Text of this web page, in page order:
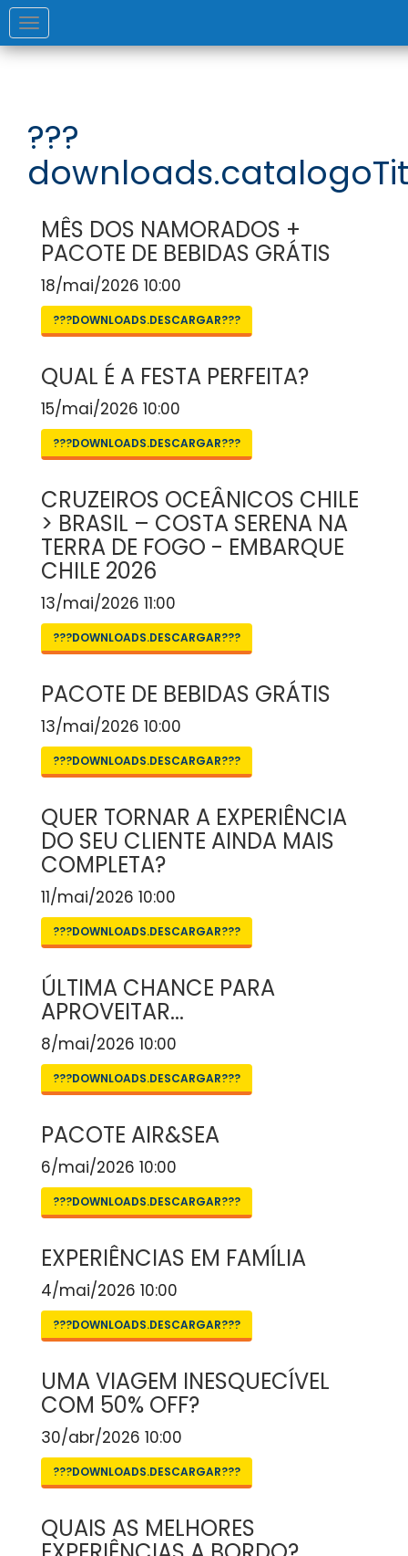
Toggle
navigation
???
MÊS DOS NAMORADOS +
PACOTE DE BEBIDAS GRÁTIS
18/mai/2026 10:00
???DOWNLOADS.DESCARGAR???
QUAL É A FESTA PERFEITA?
15/mai/2026 10:00
???DOWNLOADS.DESCARGAR???
CRUZEIROS OCEÂNICOS CHILE
> BRASIL – COSTA SERENA NA
TERRA DE FOGO - EMBARQUE
CHILE 2026
13/mai/2026 11:00
???DOWNLOADS.DESCARGAR???
PACOTE DE BEBIDAS GRÁTIS
13/mai/2026 10:00
???DOWNLOADS.DESCARGAR???
QUER TORNAR A EXPERIÊNCIA
DO SEU CLIENTE AINDA MAIS
COMPLETA?
11/mai/2026 10:00
???DOWNLOADS.DESCARGAR???
ÚLTIMA CHANCE PARA
APROVEITAR...
8/mai/2026 10:00
???DOWNLOADS.DESCARGAR???
PACOTE AIR&SEA
6/mai/2026 10:00
???DOWNLOADS.DESCARGAR???
EXPERIÊNCIAS EM FAMÍLIA
4/mai/2026 10:00
???DOWNLOADS.DESCARGAR???
UMA VIAGEM INESQUECÍVEL
COM 50% OFF?
30/abr/2026 10:00
???DOWNLOADS.DESCARGAR???
QUAIS AS MELHORES